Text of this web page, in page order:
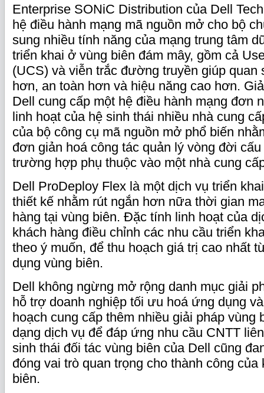
Enterprise SONiC Distribution của Dell
hệ điều hành mạng mã nguồn mở cho bộ
sung nhiều tính năng của mạng trung tâm
triển khai ở vùng biên đám mây, gồm cả
(UCS) và viễn trắc đường truyền giúp quan
hơn, an toàn hơn và hiệu năng cao hơn.
Dell cung cấp một hệ điều hành mạng đơn
linh hoạt của hệ sinh thái nhiều nhà cung
của bộ công cụ mã nguồn mở phổ biến
đơn giản hoá công tác quản lý vòng đời
trường hợp phụ thuộc vào một nhà cung
Dell ProDeploy Flex là một dịch vụ triển
thiết kế nhằm rút ngắn hơn nữa thời gian
hàng tại vùng biên. Đặc tính linh hoạt của
khách hàng điều chỉnh các nhu cầu triển
theo ý muốn, để thu hoạch giá trị cao nhất
dụng vùng biên.
Dell không ngừng mở rộng danh mục giải
hỗ trợ doanh nghiệp tối ưu hoá ứng dụng
hoạch cung cấp thêm nhiều giải pháp vùng
dạng dịch vụ để đáp ứng nhu cầu CNTT
sinh thái đối tác vùng biên của Dell cũng
đóng vai trò quan trọng cho thành công
biên.